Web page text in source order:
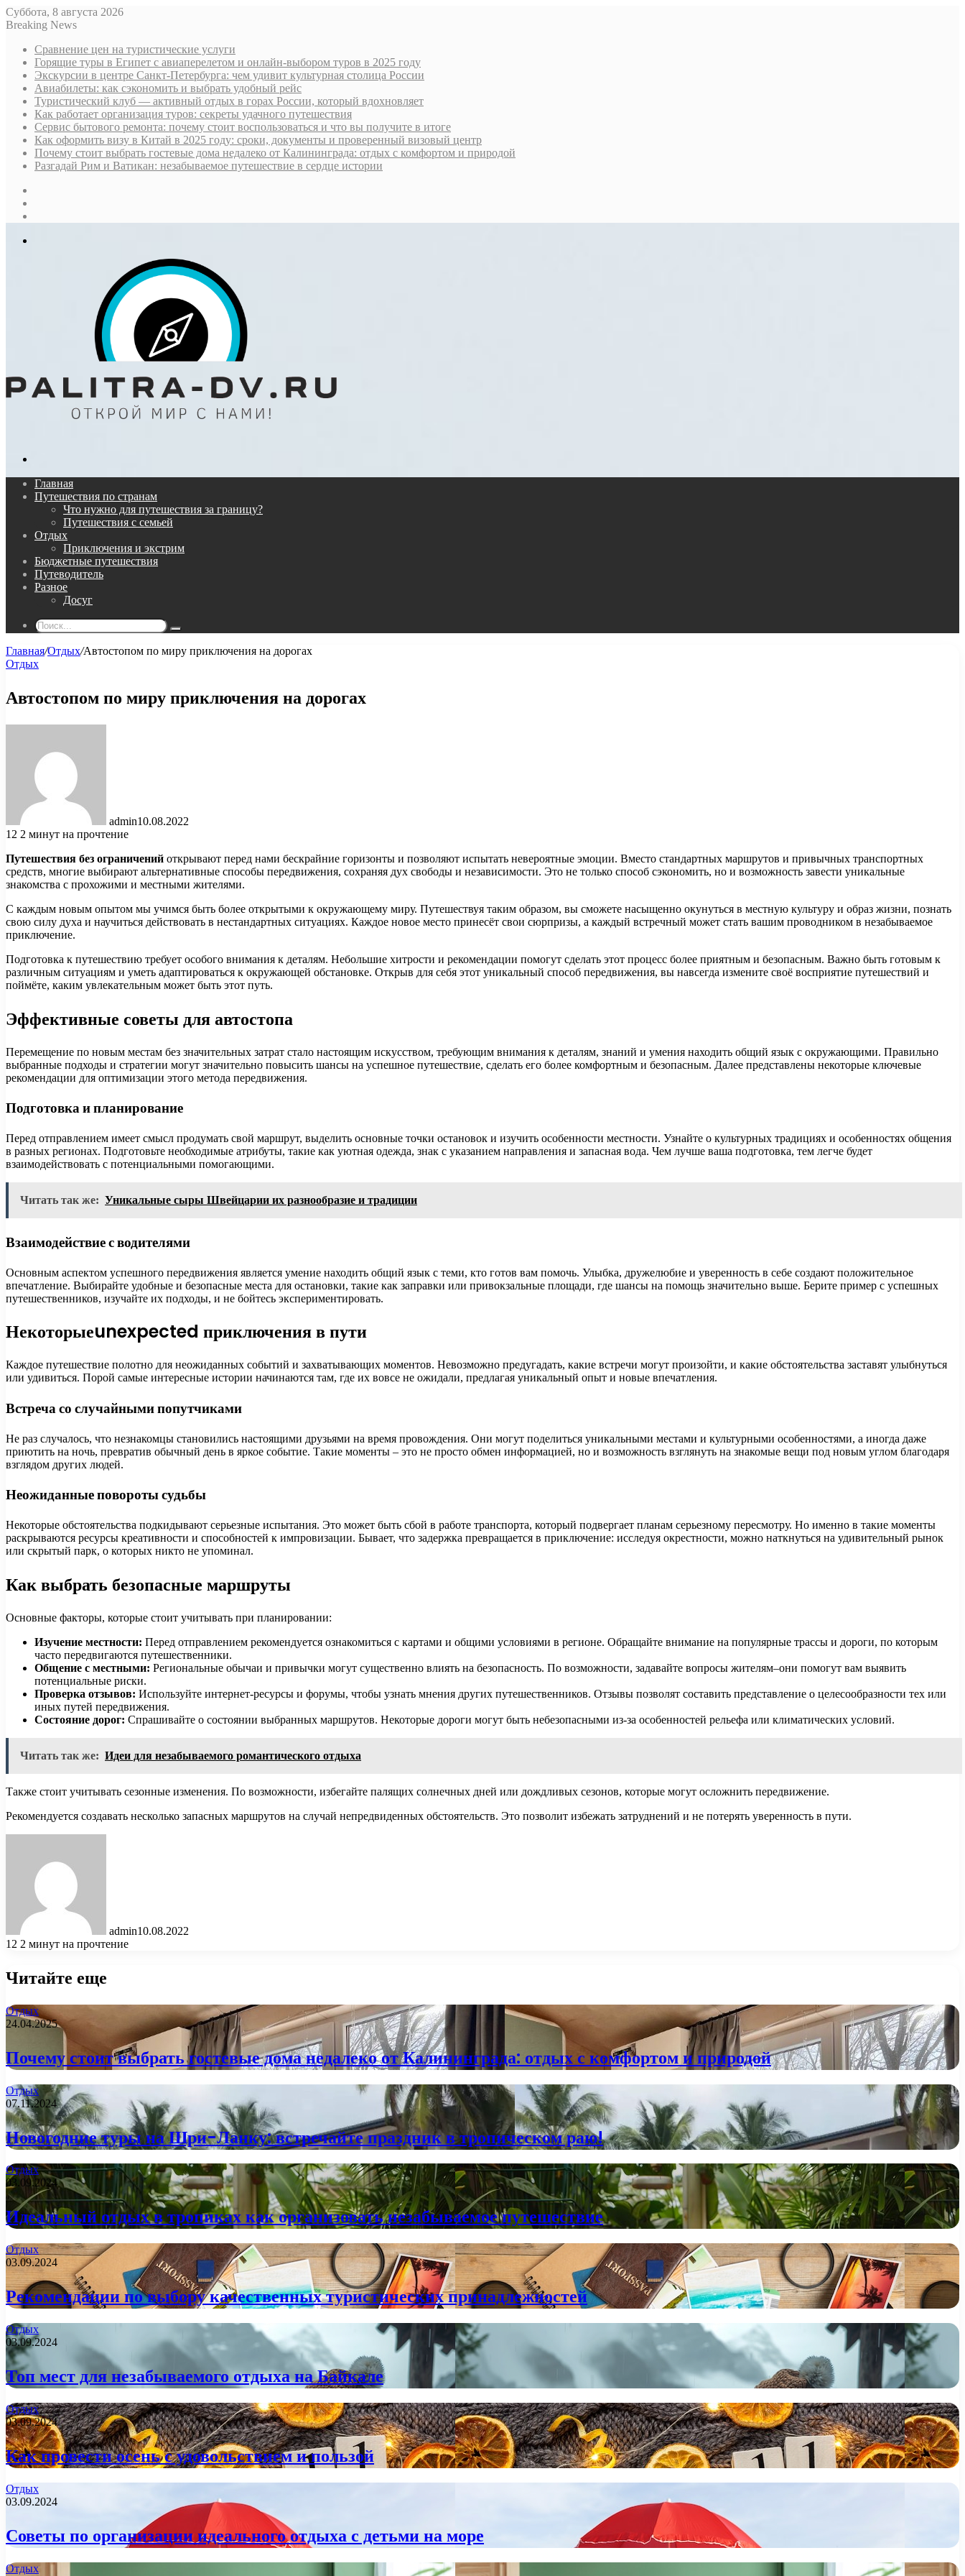
Суббота, 8 августа 2026
Breaking News
Сравнение цен на туристические услуги
Горящие туры в Египет с авиаперелетом и онлайн-выбором туров в 2025 году
Экскурсии в центре Санкт-Петербурга: чем удивит культурная столица России
Авиабилеты: как сэкономить и выбрать удобный рейс
Туристический клуб — активный отдых в горах России, который вдохновляет
Как работает организация туров: секреты удачного путешествия
Сервис бытового ремонта: почему стоит воспользоваться и что вы получите в итоге
Как оформить визу в Китай в 2025 году: сроки, документы и проверенный визовый центр
Почему стоит выбрать гостевые дома недалеко от Калининграда: отдых с комфортом и природой
Разгадай Рим и Ватикан: незабываемое путешествие в сердце истории
Главная
Путешествия по странам
Что нужно для путешествия за границу?
Путешествия с семьей
Отдых
Приключения и экстрим
Бюджетные путешествия
Путеводитель
Разное
Досуг
Поиск...
Главная/Отдых/Автостопом по миру приключения на дорогах
Отдых
Автостопом по миру приключения на дорогах
admin10.08.2022
12 2 минут на прочтение
Путешествия без ограничений открывают перед нами бескрайние горизонты и позволяют испытать невероятные эмоции. Вместо стандартных маршрутов и привычных транспортных
средств, многие выбирают альтернативные способы передвижения, сохраняя дух свободы и независимости. Это не только способ сэкономить, но и возможность завести уникальные
знакомства с прохожими и местными жителями.
С каждым новым опытом мы учимся быть более открытыми к окружающему миру. Путешествуя таким образом, вы сможете насыщенно окунуться в местную культуру и образ жизни, познать
свою силу духа и научиться действовать в нестандартных ситуациях. Каждое новое место принесёт свои сюрпризы, а каждый встречный может стать вашим проводником в незабываемое
приключение.
Подготовка к путешествию требует особого внимания к деталям. Небольшие хитрости и рекомендации помогут сделать этот процесс более приятным и безопасным. Важно быть готовым к
различным ситуациям и уметь адаптироваться к окружающей обстановке. Открыв для себя этот уникальный способ передвижения, вы навсегда измените своё восприятие путешествий и
поймёте, каким увлекательным может быть этот путь.
Эффективные советы для автостопа
Перемещение по новым местам без значительных затрат стало настоящим искусством, требующим внимания к деталям, знаний и умения находить общий язык с окружающими. Правильно
выбранные подходы и стратегии могут значительно повысить шансы на успешное путешествие, сделать его более комфортным и безопасным. Далее представлены некоторые ключевые
рекомендации для оптимизации этого метода передвижения.
Подготовка и планирование
Перед отправлением имеет смысл продумать свой маршрут, выделить основные точки остановок и изучить особенности местности. Узнайте о культурных традициях и особенностях общения
в разных регионах. Подготовьте необходимые атрибуты, такие как уютная одежда, знак с указанием направления и запасная вода. Чем лучше ваша подготовка, тем легче будет
взаимодействовать с потенциальными помогающими.
Читать так же: Уникальные сыры Швейцарии их разнообразие и традиции
Взаимодействие с водителями
Основным аспектом успешного передвижения является умение находить общий язык с теми, кто готов вам помочь. Улыбка, дружелюбие и уверенность в себе создают положительное
впечатление. Выбирайте удобные и безопасные места для остановки, такие как заправки или привокзальные площади, где шансы на помощь значительно выше. Берите пример с успешных
путешественников, изучайте их подходы, и не бойтесь экспериментировать.
Некоторыеunexpected приключения в пути
Каждое путешествие полотно для неожиданных событий и захватывающих моментов. Невозможно предугадать, какие встречи могут произойти, и какие обстоятельства заставят улыбнуться
или удивиться. Порой самые интересные истории начинаются там, где их вовсе не ожидали, предлагая уникальный опыт и новые впечатления.
Встреча со случайными попутчиками
Не раз случалось, что незнакомцы становились настоящими друзьями на время провождения. Они могут поделиться уникальными местами и культурными особенностями, а иногда даже
приютить на ночь, превратив обычный день в яркое событие. Такие моменты – это не просто обмен информацией, но и возможность взглянуть на знакомые вещи под новым углом благодаря
взглядом других людей.
Неожиданные повороты судьбы
Некоторые обстоятельства подкидывают серьезные испытания. Это может быть сбой в работе транспорта, который подвергает планам серьезному пересмотру. Но именно в такие моменты
раскрываются ресурсы креативности и способностей к импровизации. Бывает, что задержка превращается в приключение: исследуя окрестности, можно наткнуться на удивительный рынок
или скрытый парк, о которых никто не упоминал.
Как выбрать безопасные маршруты
Основные факторы, которые стоит учитывать при планировании:
Изучение местности: Перед отправлением рекомендуется ознакомиться с картами и общими условиями в регионе. Обращайте внимание на популярные трассы и дороги, по которым
часто передвигаются путешественники.
Общение с местными: Региональные обычаи и привычки могут существенно влиять на безопасность. По возможности, задавайте вопросы жителям–они помогут вам выявить
потенциальные риски.
Проверка отзывов: Используйте интернет-ресурсы и форумы, чтобы узнать мнения других путешественников. Отзывы позволят составить представление о целесообразности тех или
иных путей передвижения.
Состояние дорог: Спрашивайте о состоянии выбранных маршрутов. Некоторые дороги могут быть небезопасными из-за особенностей рельефа или климатических условий.
Читать так же: Идеи для незабываемого романтического отдыха
Также стоит учитывать сезонные изменения. По возможности, избегайте палящих солнечных дней или дождливых сезонов, которые могут осложнить передвижение.
Рекомендуется создавать несколько запасных маршрутов на случай непредвиденных обстоятельств. Это позволит избежать затруднений и не потерять уверенность в пути.
admin10.08.2022
12 2 минут на прочтение
Читайте еще
Отдых
24.04.2025
Почему стоит выбрать гостевые дома недалеко от Калининграда: отдых с комфортом и природой
Отдых
07.11.2024
Новогодние туры на Шри-Ланку: встречайте праздник в тропическом раю!
Отдых
03.09.2024
Идеальный отдых в тропиках как организовать незабываемое путешествие
Отдых
03.09.2024
Рекомендации по выбору качественных туристических принадлежностей
Отдых
03.09.2024
Топ мест для незабываемого отдыха на Байкале
Отдых
03.09.2024
Как провести осень с удовольствием и пользой
Отдых
03.09.2024
Советы по организации идеального отдыха с детьми на море
Отдых